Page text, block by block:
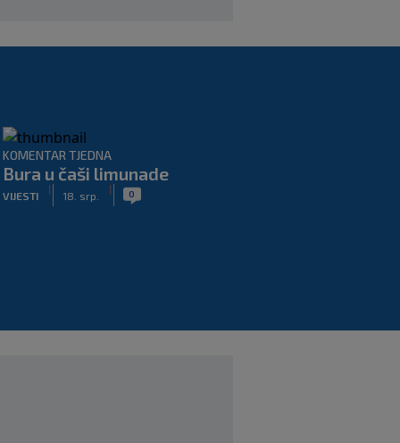
KOMENTAR TJEDNA
Bura u čaši limunade
VIJESTI
|
18. srp.
| 0